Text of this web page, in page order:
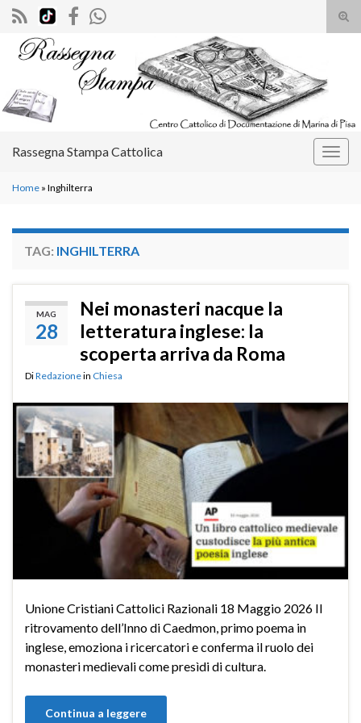
il
Search for:
Rassegna Stampa Cattolica
Home » Inghilterra
TAG: INGHILTERRA
MAG
28
Nei monasteri nacque la
letteratura inglese: la
scoperta arriva da Roma
DiRedazionein Chiesa
Unione Cristiani Cattolici Razionali 18 Maggio 2026 Il
ritrovamento dell’Inno di Caedmon, primo poema in
inglese, emoziona i ricercatori e conferma il ruolo dei
monasteri medievali come presìdi di cultura.
Continua a leggere